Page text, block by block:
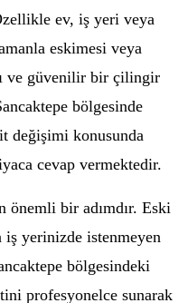
ev, iş yeri veya
eskimesi veya
ve güvenilir bir çilingir
bölgesinde
değişimi konusunda
cevap vermektedir.
bir adımdır. Eski
yerinizde istenmeyen
bölgesindeki
profesyonelce sunarak